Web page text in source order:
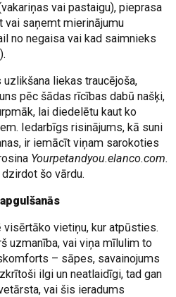
vai pastaigu), pieprasa
vai saņemt mierinājumu
no negaisa vai kad saimnieks
liekas traucējoša,
pēc šādas rīcības dabū našķi,
lai diedelētu kaut ko
Iedarbīgs risinājums, kā suni
ir iemācīt viņam sarokoties
Yourpetandyou.elanco.com.
šo vārdu.
vietiņu, kur atpūsties.
uzmanība, vai viņa mīlulim to
– sāpes, savainojums
ilgi un neatlaidīgi, tad gan
vai šis ieradums